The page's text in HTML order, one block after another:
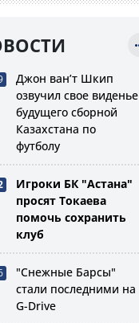
Джон ван’т Шкип
озвучил свое виденье
будущего сборной
Казахстана по
футболу
Игроки БК "Астана"
просят Токаева
помочь сохранить
клуб
"Снежные Барсы"
стали последними на
G-Drive